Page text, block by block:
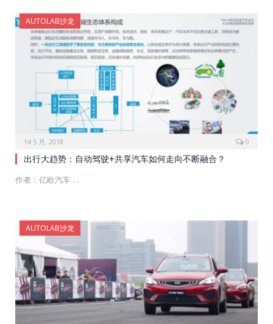
AUTOLAB沙龙
14 5 月, 2018 0
出行大趋势：自动驾驶+共享汽车如何走向不断融合？
作者：亿欧汽车 …
AUTOLAB沙龙